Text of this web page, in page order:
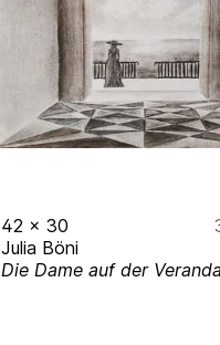
42 x 30
Julia Böni
Die Dame auf der Veranda